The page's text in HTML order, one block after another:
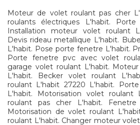
Moteur de volet roulant pas cher
roulants électriques L'habit.
Installation moteur volet roulant
Devis rideau metallique L'habit.
L'habit. Pose porte fenetre L'habit.
Porte fenetre pvc avec volet
garage volet roulant L'habit.
L'habit. Becker volet roulant
roulant L'habit 27220 L'habit.
L'habit. Motorisation volet roulant
roulant pas cher L'habit.
Motorisation de volet roulant
roulant L'habit. Changer moteur